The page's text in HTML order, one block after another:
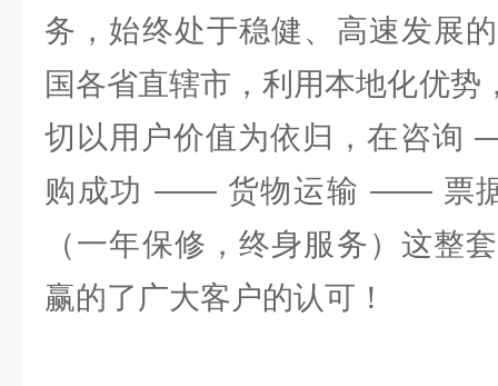
务，始终处于稳健、高速发展
国各省直辖市，利用本地化优势
切以用户价值为依归，在咨
购成功 —— 货物运输 —— 票
（一年保修，终身服务）这整
赢的了广大客户的认可！